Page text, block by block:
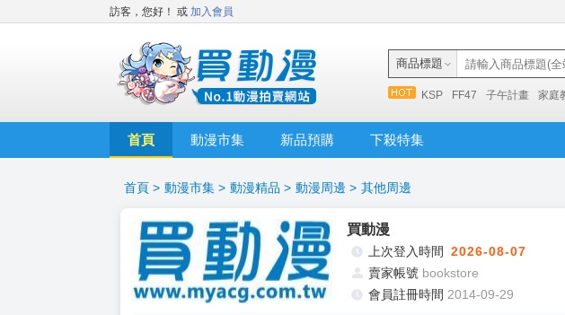
訪客，您好！ 或 加入會員
商品標題
KSP FF47 子午計畫 家庭
首頁 動漫市集 新品預購 下殺特集
首頁 > 動漫市集 > 動漫精品 > 動漫周邊 > 其他周邊
買動漫
上次登入時間 2026-08-07
賣家帳號 bookstore
會員註冊時間 2014-09-29